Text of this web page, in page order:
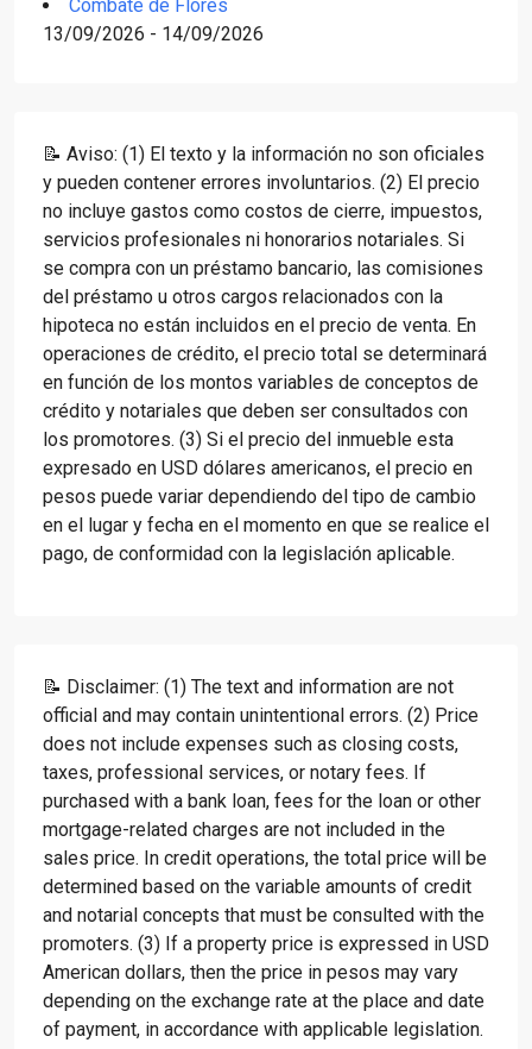
Combate de Flores
13/09/2026 - 14/09/2026
📝 Aviso: (1) El texto y la información no son oficiales
y pueden contener errores involuntarios. (2) El precio
no incluye gastos como costos de cierre, impuestos,
servicios profesionales ni honorarios notariales. Si
se compra con un préstamo bancario, las comisiones
del préstamo u otros cargos relacionados con la
hipoteca no están incluidos en el precio de venta. En
operaciones de crédito, el precio total se determinará
en función de los montos variables de conceptos de
crédito y notariales que deben ser consultados con
los promotores. (3) Si el precio del inmueble esta
expresado en USD dólares americanos, el precio en
pesos puede variar dependiendo del tipo de cambio
en el lugar y fecha en el momento en que se realice el
pago, de conformidad con la legislación aplicable.
📝 Disclaimer: (1) The text and information are not
official and may contain unintentional errors. (2) Price
does not include expenses such as closing costs,
taxes, professional services, or notary fees. If
purchased with a bank loan, fees for the loan or other
mortgage-related charges are not included in the
sales price. In credit operations, the total price will be
determined based on the variable amounts of credit
and notarial concepts that must be consulted with the
promoters. (3) If a property price is expressed in USD
American dollars, then the price in pesos may vary
depending on the exchange rate at the place and date
of payment, in accordance with applicable legislation.